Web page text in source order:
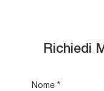
Richiedi